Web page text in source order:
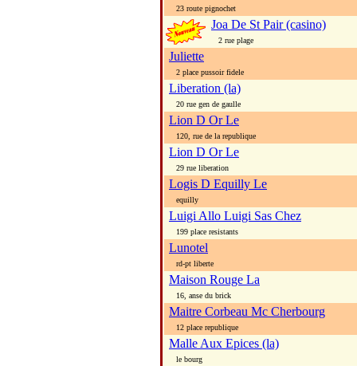
23 route pignochet
Joa De St Pair (casino)
2 rue plage
Juliette
2 place pussoir fidele
Liberation (la)
20 rue gen de gaulle
Lion D Or Le
120, rue de la republique
Lion D Or Le
29 rue liberation
Logis D Equilly Le
equilly
Luigi Allo Luigi Sas Chez
199 place resistants
Lunotel
rd-pt liberte
Maison Rouge La
16, anse du brick
Maitre Corbeau Mc Cherbourg
12 place republique
Malle Aux Epices (la)
le bourg